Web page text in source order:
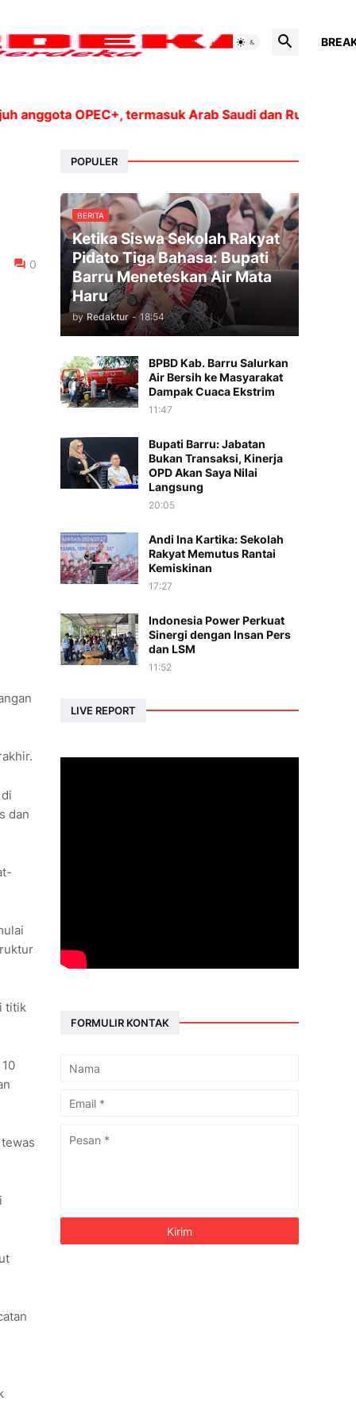
OPEC+, termasuk Arab Saudi dan Rusia, akan
0
dan
titik
POPULER
BERITA
Ketika Siswa Sekolah Rakyat
Pidato Tiga Bahasa: Bupati
Barru Meneteskan Air Mata
Haru
by Redaktur - 18:54
BPBD Kab. Barru Salurkan
Air Bersih ke Masyarakat
Dampak Cuaca Ekstrim
11:47
Bupati Barru: Jabatan
Bukan Transaksi, Kinerja
OPD Akan Saya Nilai
Langsung
20:05
Andi Ina Kartika: Sekolah
Rakyat Memutus Rantai
Kemiskinan
17:27
Indonesia Power Perkuat
Sinergi dengan Insan Pers
dan LSM
11:52
LIVE REPORT
FORMULIR KONTAK